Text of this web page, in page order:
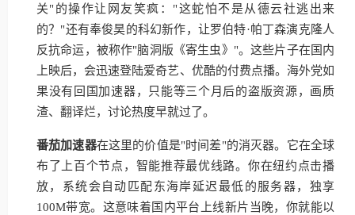
关"的操作让网友笑疯："这蛇怕不是从德云社逃出来
的？"还有奉俊昊的科幻新作，让罗伯特·帕丁森演克隆人
反抗命运，被称作"脑洞版《寄生虫》"。这些片子在国内
上映后，会迅速登陆爱奇艺、优酷的付费点播。海外党如
果没有回国加速器，只能等三个月后的盗版资源，画质
渣、翻译烂，讨论热度早就过了。
番茄加速器在这里的价值是"时间差"的消灭器。它在全球
布了上百个节点，智能推荐最优线路。你在纽约点击播
放，系统会自动匹配东海岸延迟最低的服务器，独享
100M带宽。这意味着国内平台上线新片当晚，你就能以